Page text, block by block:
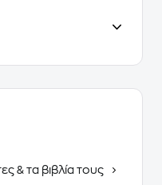
& τα βιβλία τους